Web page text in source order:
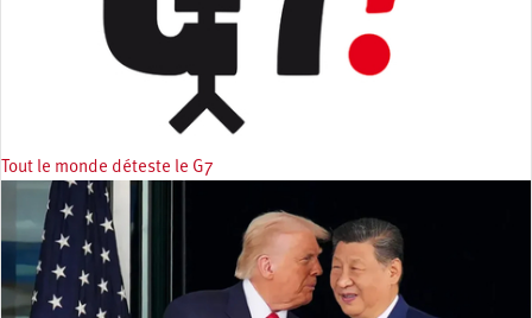
Tout le monde déteste le G7